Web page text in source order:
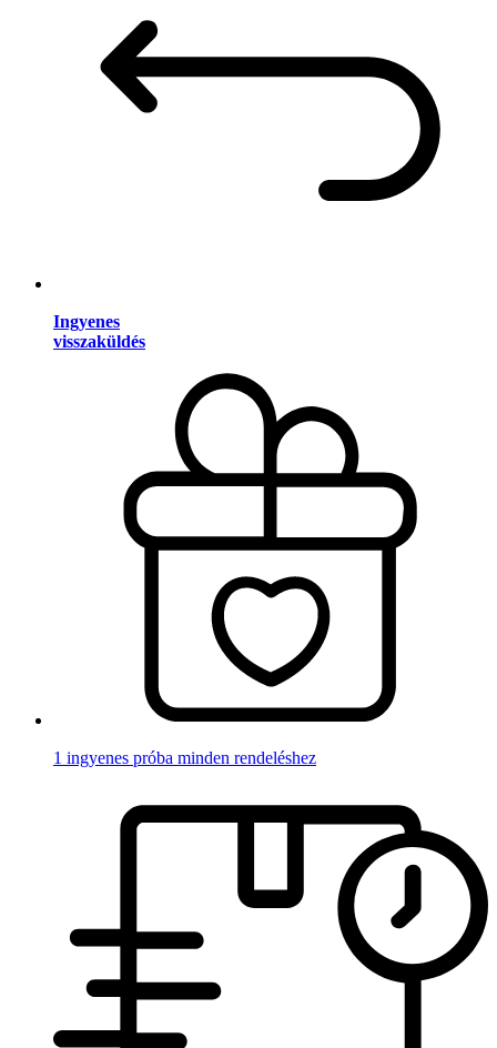
Ingyenes
visszaküldés
1 ingyenes próba minden rendeléshez